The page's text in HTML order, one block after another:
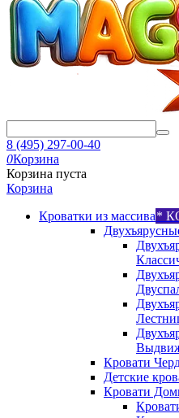
8 (495) 297-00-40
0Корзина
Корзина пуста
Корзина
Кроватки из массива*
Кровати
Детские
Кровати